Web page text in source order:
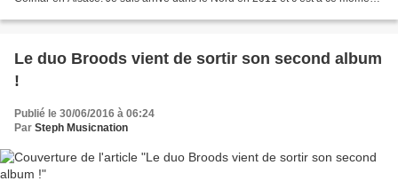
Le duo Broods vient de sortir son second album
!
Publié le 30/06/2016 à 06:24
Par Steph Musicnation